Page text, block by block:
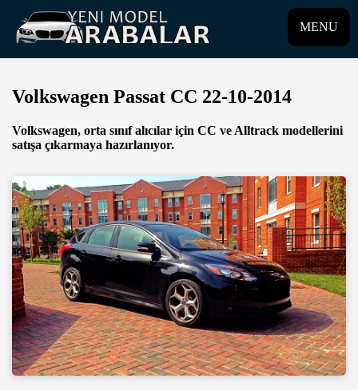
MENU
Volkswagen Passat CC 22-10-2014
Volkswagen, orta sınıf alıcılar için CC ve Alltrack modellerini
satışa çıkarmaya hazırlanıyor.